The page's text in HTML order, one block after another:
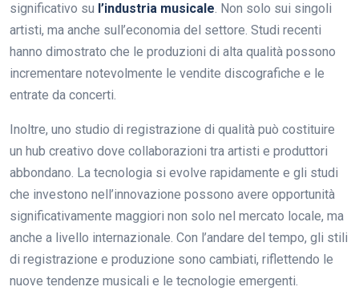
significativo su l’industria musicale. Non solo sui singoli
artisti, ma anche sull’economia del settore. Studi recenti
hanno dimostrato che le produzioni di alta qualità possono
incrementare notevolmente le vendite discografiche e le
entrate da concerti.
Inoltre, uno studio di registrazione di qualità può costituire
un hub creativo dove collaborazioni tra artisti e produttori
abbondano. La tecnologia si evolve rapidamente e gli studi
che investono nell’innovazione possono avere opportunità
significativamente maggiori non solo nel mercato locale, ma
anche a livello internazionale. Con l’andare del tempo, gli stili
di registrazione e produzione sono cambiati, riflettendo le
nuove tendenze musicali e le tecnologie emergenti.